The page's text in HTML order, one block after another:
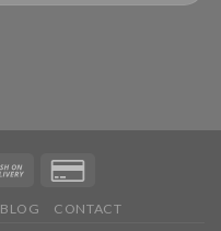
BLOG CONTACT